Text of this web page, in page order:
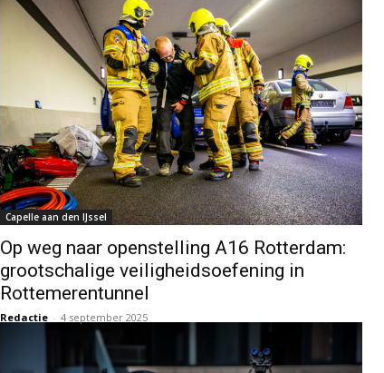
Capelle aan den IJssel
Op weg naar openstelling A16 Rotterdam:
grootschalige veiligheidsoefening in
Rottemerentunnel
Redactie - 4 september 2025